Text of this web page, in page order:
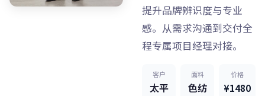
提升品牌辨识度与专业
感。从需求沟通到交付全
程专属项目经理对接。
客户
太平
面料
色纺
价格
¥1480